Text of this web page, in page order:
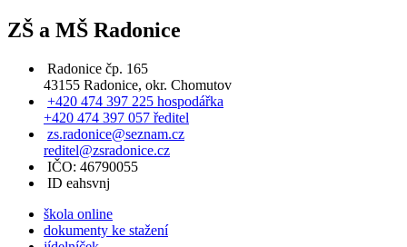
ZŠ a MŠ Radonice
Radonice čp. 165
43155 Radonice, okr. Chomutov
+420 474 397 225 hospodářka
+420 474 397 057 ředitel
zs.radonice@seznam.cz
reditel@zsradonice.cz
IČO: 46790055
ID eahsvnj
škola online
dokumenty ke stažení